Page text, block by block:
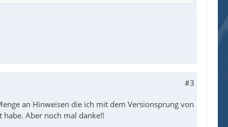
#3
an Hinweisen die ich mit dem Versionsprung von
Aber noch mal danke!!